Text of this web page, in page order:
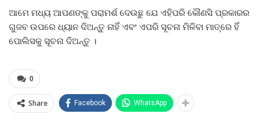
ଆମେ ମଧ୍ୟ ଆପଣଙ୍କୁ ପରାମର୍ଶ ଦେଉଛୁ ଯେ ଏହିପରି କୌଣସି ପ୍ରକାରର
ଗୁଜବ ଉପରେ ଧ୍ୟାନ ଦିଅନ୍ତୁ ନାହିଁ ଏବଂ ଏପରି ସୂଚନା ମିଳିବା ମାତ୍ରେ ହିଁ
ପୋଲିସକୁ ସୂଚନା ଦିଅନ୍ତୁ ।
0
Share Facebook WhatsApp